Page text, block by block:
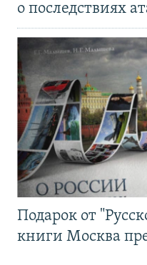
о последствиях
Подарок от
книги Москва